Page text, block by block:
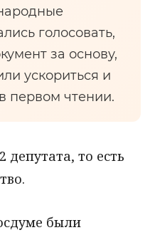
голосовать,
за основу,
ускориться и
первом чтении.
депутата, то есть
были